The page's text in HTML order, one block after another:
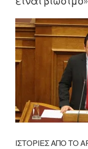
ΙΣΤΟΡΙΕΣ ΑΠΟ ΤΟ